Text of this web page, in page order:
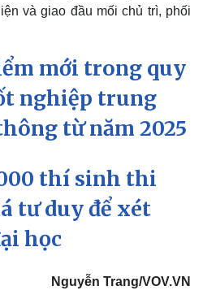
Ô tô - Xe máy
Xe máy
Tư vấn
và giao đầu mối chủ trì, phối
mới trong quy
nghiệp trung
từ năm 2025
thí sinh thi
tư duy để xét
học
Nguyễn Trang/VOV.VN